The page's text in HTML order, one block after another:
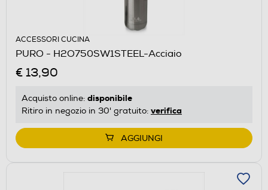
ACCESSORI CUCINA
PURO - H2O750SW1STEEL-Acciaio
€ 13,90
Acquisto online: disponibile
Ritiro in negozio in 30' gratuito: verifica
AGGIUNGI